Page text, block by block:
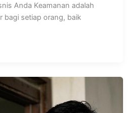
Anda Keamanan adalah
bagi setiap orang, baik